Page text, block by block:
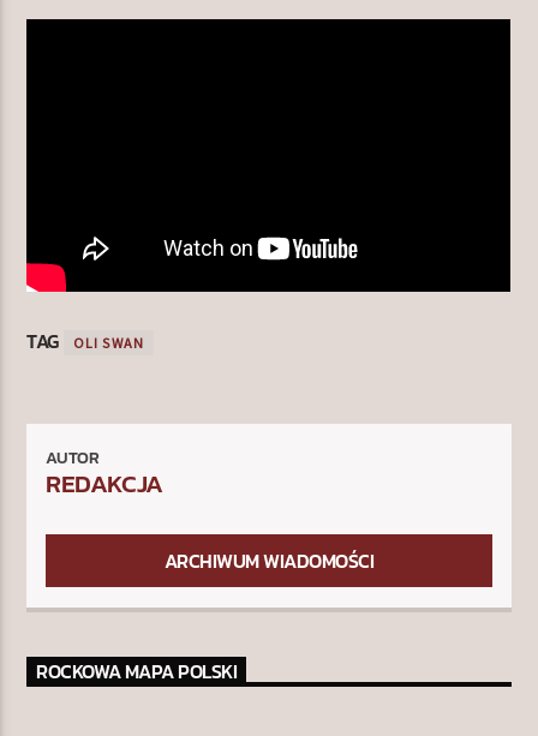
TAG OLI SWAN
AUTOR
REDAKCJA
ARCHIWUM WIADOMOŚCI
ROCKOWA MAPA POLSKI